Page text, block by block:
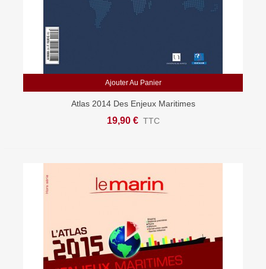
Ajouter Au Panier
Atlas 2014 Des Enjeux Maritimes
19,90 € TTC